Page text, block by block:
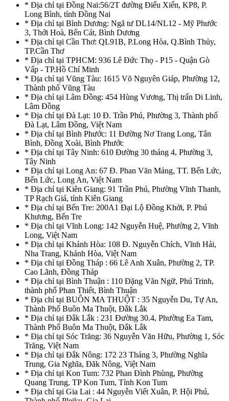
* Địa chỉ tại Đồng Nai:56/2T đường Điểu Xiển, KP8, P.
Long Bình, tỉnh Đồng Nai
* Địa chỉ tại Bình Dương: Ngã tư DL14/NL12 - Mỹ Phước
3, Thới Hoà, Bến Cát, Bình Dương
* Địa chỉ tại Cần Thơ: QL91B, P.Long Hòa, Q.Bình Thủy,
TP.Cần Thơ
* Địa chỉ tại TPHCM: 936 Lê Đức Thọ - P15 - Quận Gò
Vấp - TP.Hồ Chí Minh
* Địa chỉ tại Vũng Tàu: 1615 Võ Nguyên Giáp, Phường 12,
Thành phố Vũng Tàu
* Địa chỉ tại Lâm Đồng: 454 Hùng Vương, Thị trấn Di Linh,
Lâm Đồng
* Địa chỉ tại Đà Lạt: 10 Đ. Trần Phú, Phường 3, Thành phố
Đà Lạt, Lâm Đồng, Việt Nam
* Địa chỉ tại Bình Phước: 11 Đường Nơ Trang Long, Tân
Bình, Đồng Xoài, Bình Phước
* Địa chỉ tại Tây Ninh: 610 Đường 30 tháng 4, Phường 3,
Tây Ninh
* Địa chỉ tại Long An: 67 Đ. Phan Văn Mảng, TT. Bến Lức,
Bến Lức, Long An, Việt Nam
* Địa chỉ tại Kiên Giang: 91 Trần Phú, Phường Vĩnh Thanh,
TP Rạch Giá, tỉnh Kiên Giang
* Địa chỉ tại Bến Tre: 200A1 Đại Lộ Đồng Khởi, P. Phú
Khương, Bến Tre
* Địa chỉ tại Vĩnh Long: 142 Nguyễn Huệ, Phường 2, Vĩnh
Long, Việt Nam
* Địa chỉ tại Khánh Hòa: 108 Đ. Nguyễn Chích, Vĩnh Hải,
Nha Trang, Khánh Hòa, Việt Nam
* Địa chỉ tại Đồng Tháp : 66 Lê Anh Xuân, Phường 2, TP.
Cao Lãnh, Đồng Tháp
* Địa chỉ tại Bình Thuận : 110 Đặng Văn Ngữ, Phú Trinh,
thành phố Phan Thiết, Bình Thuận
* Địa chỉ tại BUÔN MA THUỘT : 35 Nguyễn Du, Tự An,
Thành Phố Buôn Ma Thuột, Đắk Lắk
* Địa chỉ tại Đắk Lắk : 231 Đường 30.4, Phường Ea Tam,
Thành Phố Buôn Ma Thuột, Đắk Lắk
* Địa chỉ tại Sóc Trăng: 36 Nguyễn Văn Hữu, Phường 1, Sóc
Trăng, Việt Nam
* Địa chỉ tại Đắk Nông: 172 23 Tháng 3, Phường Nghĩa
Trung, Gia Nghĩa, Đăk Nông, Việt Nam
* Địa chỉ tại Kon Tum: 732 Phan Đình Phùng, Phường
Quang Trung, TP Kon Tum, Tỉnh Kon Tum
* Địa chỉ tại Gia Lai : 44 Nguyễn Viết Xuân, P. Hội Phú,